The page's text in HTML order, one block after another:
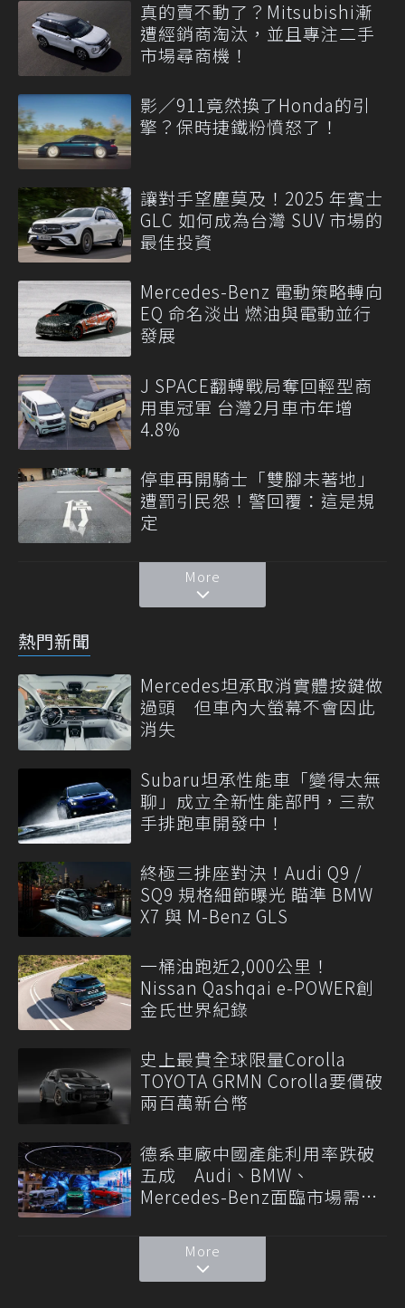
真的賣不動了？Mitsubishi漸
遭經銷商淘汰，並且專注二手
市場尋商機！
影／911竟然換了Honda的引
擎？保時捷鐵粉憤怒了！
讓對手望塵莫及！2025 年賓士
GLC 如何成為台灣 SUV 市場的
最佳投資
Mercedes-Benz 電動策略轉向
EQ 命名淡出 燃油與電動並行
發展
J SPACE翻轉戰局奪回輕型商
用車冠軍 台灣2月車市年增
4.8%
停車再開騎士「雙腳未著地」
遭罰引民怨！警回覆：這是規
定
More
熱門新聞
Mercedes坦承取消實體按鍵做
過頭 但車內大螢幕不會因此
消失
Subaru坦承性能車「變得太無
聊」成立全新性能部門，三款
手排跑車開發中！
終極三排座對決！Audi Q9 /
SQ9 規格細節曝光 瞄準 BMW
X7 與 M-Benz GLS
一桶油跑近2,000公里！
Nissan Qashqai e-POWER創
金氏世界紀錄
史上最貴全球限量Corolla
TOYOTA GRMN Corolla要價破
兩百萬新台幣
德系車廠中國產能利用率跌破
五成 Audi、BMW、
Mercedes-Benz面臨市場需求
More